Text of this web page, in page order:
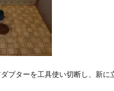
プターを工具使い切断し、新